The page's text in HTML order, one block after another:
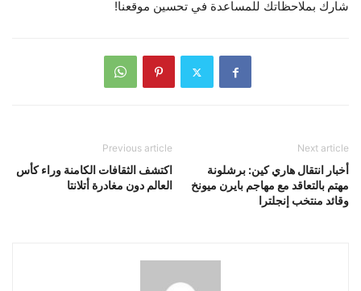
شارك بملاحظاتك للمساعدة في تحسين موقعنا!
Previous article
اكتشف الثقافات الكامنة وراء كأس
العالم دون مغادرة أتلانتا
Next article
أخبار انتقال هاري كين: برشلونة
مهتم بالتعاقد مع مهاجم بايرن ميونخ
وقائد منتخب إنجلترا